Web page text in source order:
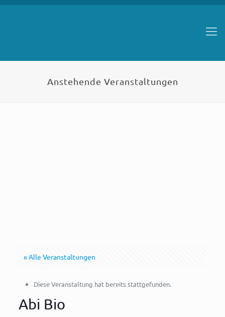
Anstehende Veranstaltungen
« Alle Veranstaltungen
Diese Veranstaltung hat bereits stattgefunden.
Abi Bio